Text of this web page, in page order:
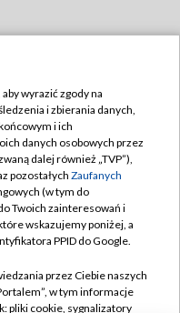
TVP
wyrazić zgody na
i zbierania danych,
i ich
danych osobowych przez
dalej również „TVP”),
pozostałych Zaufanych
(w tym do
Twoich zainteresowań i
wskazujemy poniżej, a
PPID do Google.
przez Ciebie naszych
w tym informacje
pliki cookie, sygnalizatory